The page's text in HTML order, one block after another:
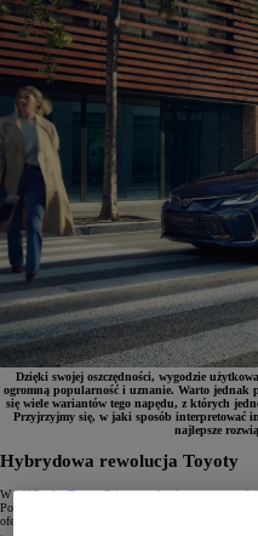
Dzięki swojej oszczędności, wygodzie
ogromną popularność i uznanie. Warto jednak
się wiele wariantów tego napędu, z których
Przyjrzyjmy się, w jaki sposób interpretować
najlepsze
Hybrydowa rewolucja Toyoty
W 1997 rokuToyota Priuszostała pierwszym
Połączenie silnika spalinowego z napędem
oferującym niskie zużycie paliwa, zmniejszoną